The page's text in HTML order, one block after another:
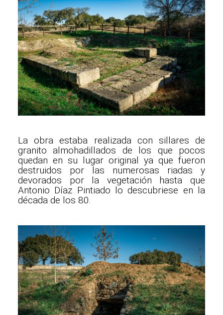
La obra estaba realizada con sillares de
granito almohadillados de los que pocos
quedan en su lugar original ya que fueron
destruidos por las numerosas riadas y
devorados por la vegetación hasta que
Antonio Díaz Pintiado lo descubriese en la
década de los 80.